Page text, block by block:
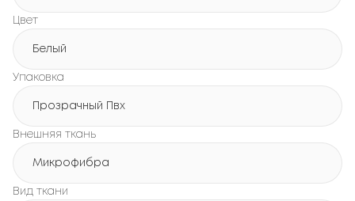
Цвет
Белый
Упаковка
Прозрачный Пвх
Внешняя ткань
Микрофибра
Вид ткани